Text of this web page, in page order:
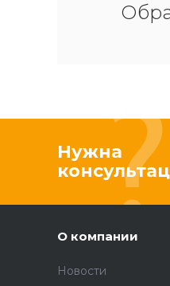
Нужна
О компании
Новости